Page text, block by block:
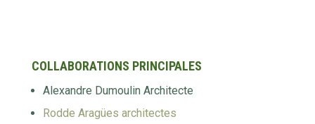
COLLABORATIONS PRINCIPALES
Alexandre Dumoulin Architecte
Rodde Aragües architectes